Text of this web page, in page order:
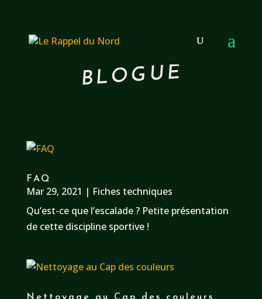
BLOGUE
FAQ
Mar 29, 2021 | Fiches techniques
Qu’est-ce que l’escalade ? Petite présentation
de cette discipline sportive !